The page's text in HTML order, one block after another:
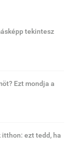
tekintesz
Ezt mondja a
ezt tedd, ha